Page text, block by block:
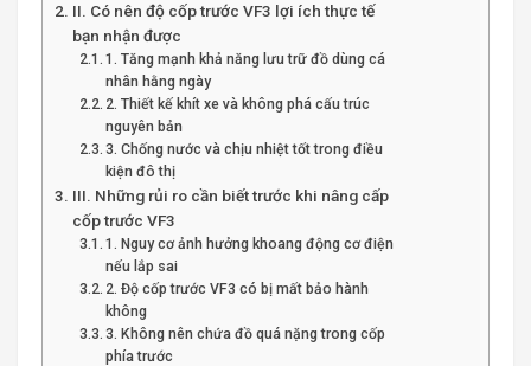
II. Có nên độ cốp trước VF3 lợi ích thực tế
bạn nhận được
1. Tăng mạnh khả năng lưu trữ đồ dùng cá
nhân hằng ngày
2. Thiết kế khít xe và không phá cấu trúc
nguyên bản
3. Chống nước và chịu nhiệt tốt trong điều
kiện đô thị
III. Những rủi ro cần biết trước khi nâng cấp
cốp trước VF3
1. Nguy cơ ảnh hưởng khoang động cơ điện
nếu lắp sai
2. Độ cốp trước VF3 có bị mất bảo hành
không
3. Không nên chứa đồ quá nặng trong cốp
phía trước